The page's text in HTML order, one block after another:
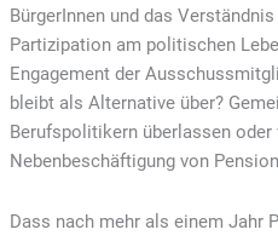
BürgerInnen und das
Partizipation am politischen
Engagement der
bleibt als Alternative über?
Berufspolitikern überlassen
Nebenbeschäftigung von
Dass nach mehr als einem Jahr